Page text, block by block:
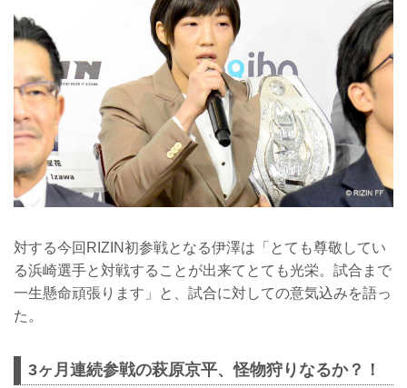
対する今回RIZIN初参戦となる伊澤は「とても尊敬してい
る浜崎選手と対戦することが出来てとても光栄。試合まで
一生懸命頑張ります」と、試合に対しての意気込みを語っ
た。
3ヶ月連続参戦の萩原京平、怪物狩りなるか？！